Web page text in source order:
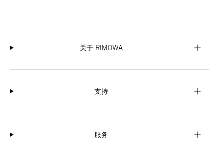
关于 RIMOWA
支持
服务